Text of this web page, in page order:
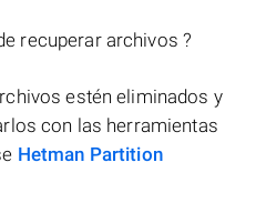
recuperar archivos ?
estén eliminados y
con las herramientas
Hetman Partition